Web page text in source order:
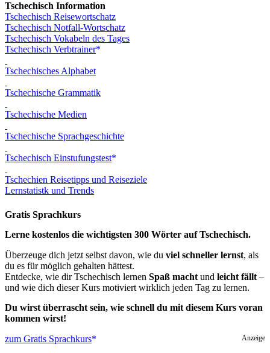
Tschechisch Information
Tschechisch Reisewortschatz
Tschechisch Notfall-Wortschatz
Tschechisch Vokabeln des Tages
Tschechisch Verbtrainer
Tschechisches Alphabet
Tschechische Grammatik
Tschechische Medien
Tschechische Sprachgeschichte
Tschechisch Einstufungstest
Tschechien Reisetipps und Reiseziele
Lernstatistk und Trends
Gratis Sprachkurs
Lerne kostenlos die wichtigsten 300 Wörter auf Tschechisch.
Überzeuge dich jetzt selbst davon, wie du viel schneller lernst, als
du es für möglich gehalten hättest.
Entdecke, wie dir Tschechisch lernen Spaß macht und leicht fällt –
und wie dich dieser Kurs motiviert wirklich jeden Tag zu lernen.
Du wirst überrascht sein, wie schnell du mit diesem Kurs voran
kommen wirst!
Anzeige
zum Gratis Sprachkurs